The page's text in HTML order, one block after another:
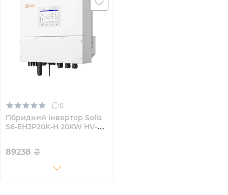
0
Гібридний інвертор Solis
S6-EH3P20K-H 20KW HV-
89238 ₴